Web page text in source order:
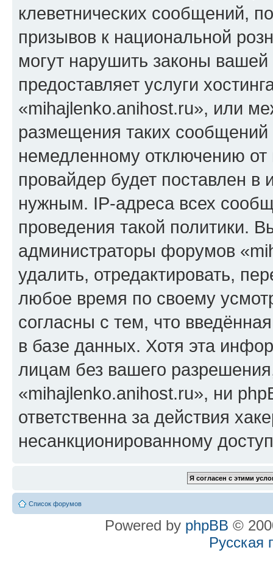
клеветнических сообщений,
призывов к национальной
могут нарушить законы
предоставляет услуги
«mihajlenko.anihost.ru», или
размещения таких
немедленному отключению
провайдер будет поставлен в
нужным. IP-адреса всех
проведения такой политики.
администраторы форумов
удалить, отредактировать,
любое время по своему
согласны с тем, что
в базе данных. Хотя эта
лицам без вашего
«mihajlenko.anihost.ru», ни
ответственна за действия
несанкционированному
Список форумов
Powered by phpBB ©
Русская